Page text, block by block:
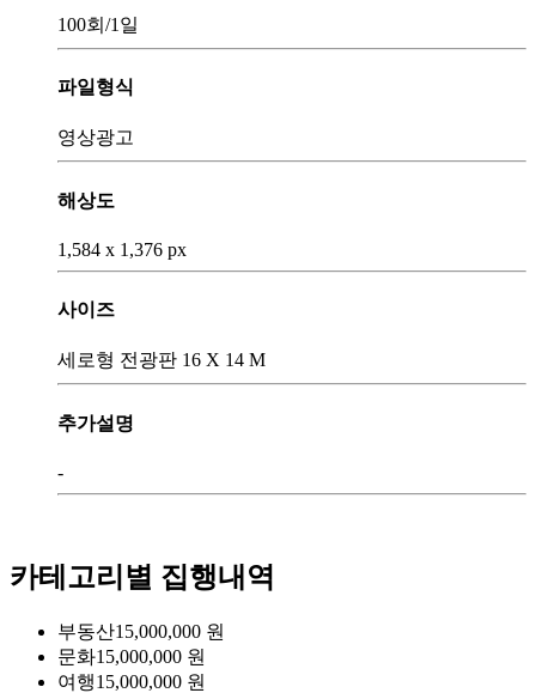
100회 /1일
파일형식
영상광고
해상도
1,584 x 1,376 px
사이즈
세로형 전광판 16 X 14 M
추가설명
-
카테고리별 집행내역
부동산15,000,000 원
문화15,000,000 원
여행15,000,000 원